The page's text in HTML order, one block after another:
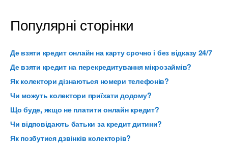
Популярні сторінки
Де взяти кредит онлайн на карту срочно і без відказу 24/7
Де взяти кредит на перекредитування мікрозаймів?
Як колектори дізнаються номери телефонів?
Чи можуть колектори приїхати додому?
Що буде, якщо не платити онлайн кредит?
Чи відповідають батьки за кредит дитини?
Як позбутися дзвінків колекторів?